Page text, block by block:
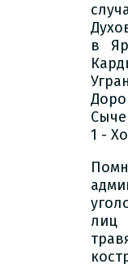
в
1 -
лиц